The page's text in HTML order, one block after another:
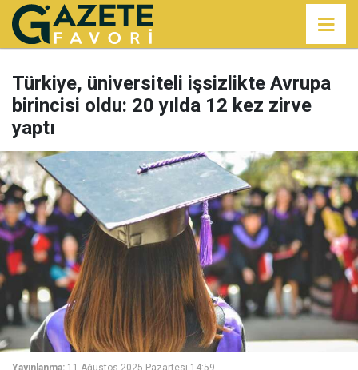
Türkiye, üniversiteli işsizlikte Avrupa
birincisi oldu: 20 yılda 12 kez zirve
yaptı
Yayınlanma: 11 Ağustos 2025 Pazartesi 14:59